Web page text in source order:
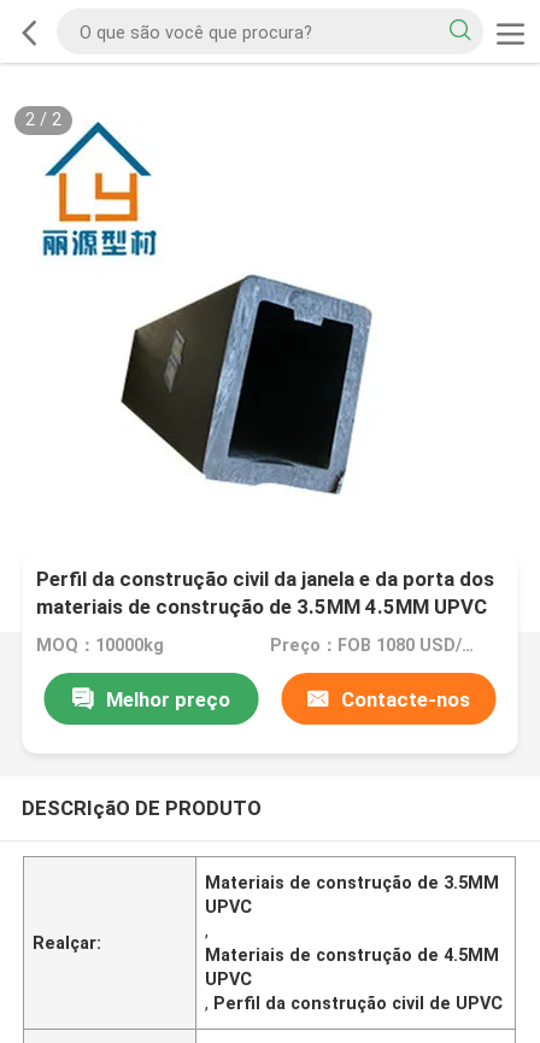
2/ 2
Perfil da construção civil da janela e da porta dos
materiais de construção de 3.5MM 4.5MM UPVC
MOQ：10000kg Preço：FOB 1080 USD/TON
Melhor preço Contacte-nos
DESCRIçãO DE PRODUTO
Realçar:
Materiais de construção de 3.5MM
UPVC
,
Materiais de construção de 4.5MM
UPVC
, Perfil da construção civil de UPVC